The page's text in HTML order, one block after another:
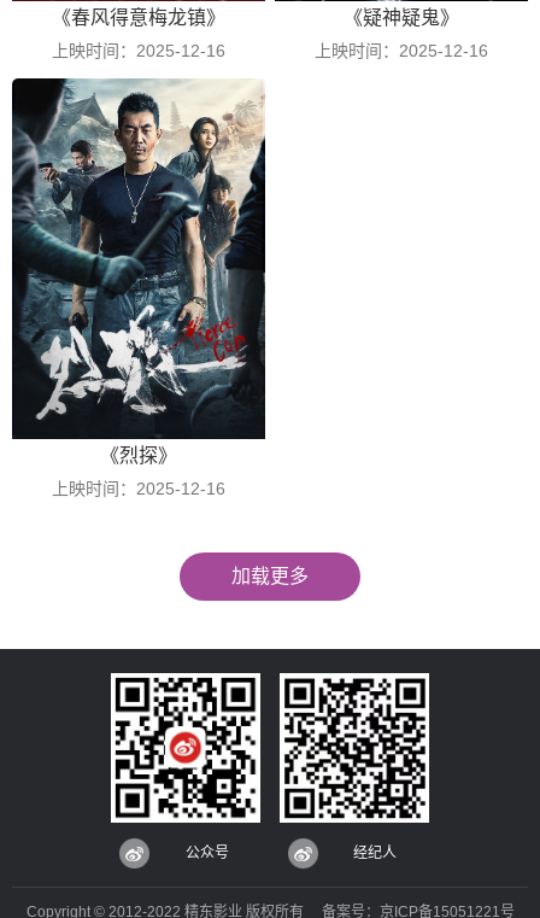
《春风得意梅龙镇》
上映时间：2025-12-16
《疑神疑鬼》
上映时间：2025-12-16
《烈探》
上映时间：2025-12-16
加载更多
公众号 经纪人
Copyright © 2012-2022 精东影业 版权所有 备案号： 京ICP备15051221号